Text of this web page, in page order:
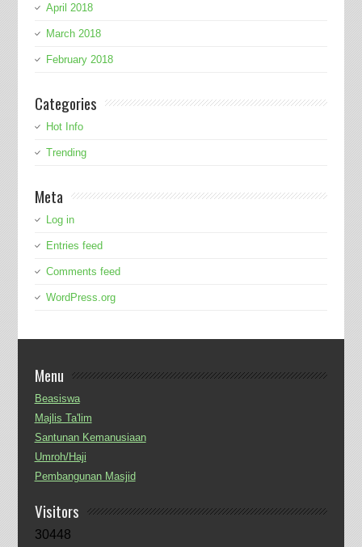
April 2018
March 2018
February 2018
Categories
Hot Info
Trending
Meta
Log in
Entries feed
Comments feed
WordPress.org
Menu
Beasiswa
Majlis Ta'lim
Santunan Kemanusiaan
Umroh/Haji
Pembangunan Masjid
Visitors
30448